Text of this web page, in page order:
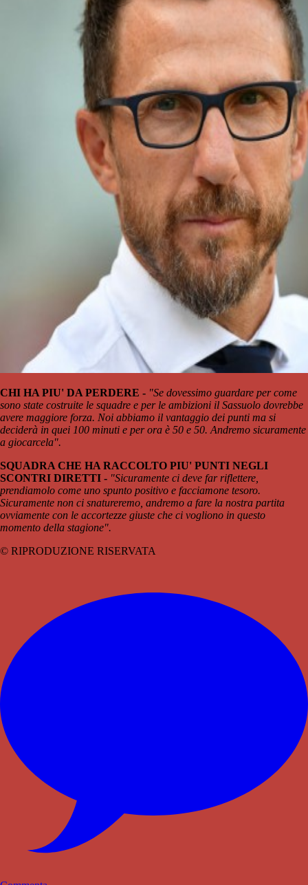
CHI HA PIU' DA PERDERE - "Se dovessimo guardare per come
sono state costruite le squadre e per le ambizioni il Sassuolo dovrebbe
avere maggiore forza. Noi abbiamo il vantaggio dei punti ma si
deciderà in quei 100 minuti e per ora è 50 e 50. Andremo sicuramente
a giocarcela".
SQUADRA CHE HA RACCOLTO PIU' PUNTI NEGLI
SCONTRI DIRETTI - "Sicuramente ci deve far riflettere,
prendiamolo come uno spunto positivo e facciamone tesoro.
Sicuramente non ci snatureremo, andremo a fare la nostra partita
ovviamente con le accortezze giuste che ci vogliono in questo
momento della stagione".
© RIPRODUZIONE RISERVATA